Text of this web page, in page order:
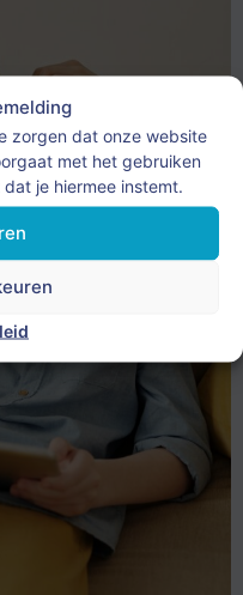
zorgen dat onze website
met het gebruiken
je hiermee instemt.